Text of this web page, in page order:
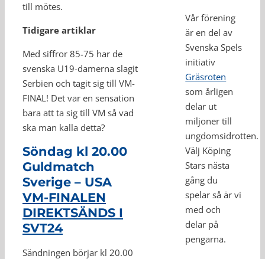
till mötes.
Tidigare artiklar
Med siffror 85-75 har de
svenska U19-damerna slagit
Serbien och tagit sig till VM-
FINAL! Det var en sensation
bara att ta sig till VM så vad
ska man kalla detta?
Söndag kl 20.00
Guldmatch
Sverige – USA
VM-FINALEN
DIREKTSÄNDS I
SVT24
Sändningen börjar kl 20.00
Vår förening
är en del av
Svenska Spels
initiativ
Gräsroten
som årligen
delar ut
miljoner till
ungdomsidrotten.
Välj Köping
Stars nästa
gång du
spelar så är vi
med och
delar på
pengarna.